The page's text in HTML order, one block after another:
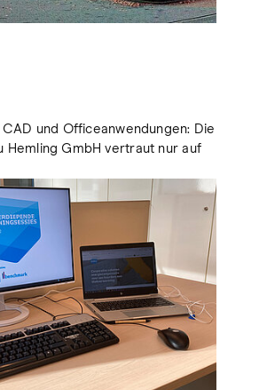
und Officeanwendungen: Die
Hemling GmbH vertraut nur auf